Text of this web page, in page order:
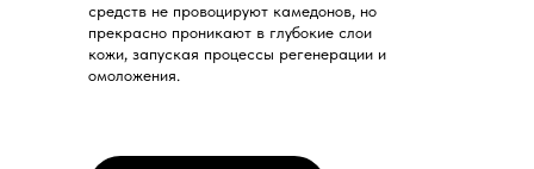
средств не провоцируют камедонов, но
прекрасно проникают в глубокие слои
кожи, запуская процессы регенерации и
омоложения.